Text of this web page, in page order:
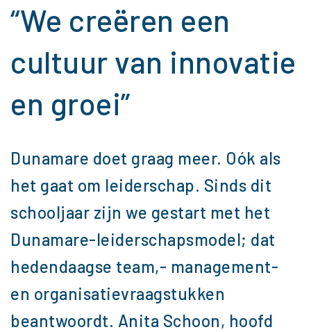
“We creëren een
cultuur van innovatie
en groei”
Dunamare doet graag meer. Oók als
het gaat om leiderschap. Sinds dit
schooljaar zijn we gestart met het
Dunamare-leiderschapsmodel; dat
hedendaagse team,- management-
en organisatievraagstukken
beantwoordt. Anita Schoon, hoofd